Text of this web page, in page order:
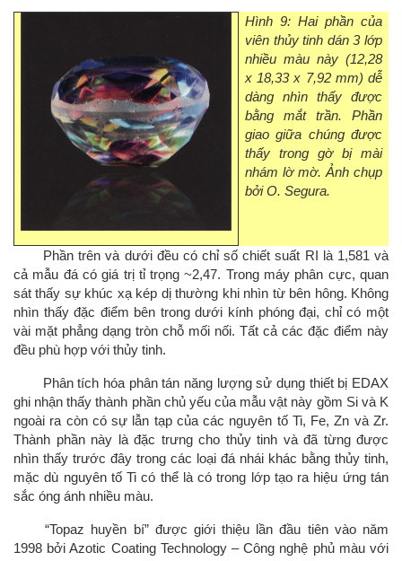
Hình 9: Hai phần của
viên thủy tinh dán 3 lớp
nhiều màu này (12,28
x 18,33 x 7,92 mm) dễ
dàng nhìn thấy được
bằng mắt trần. Phần
giao giữa chúng được
thấy trong gờ bị mài
nhám lờ mờ. Ảnh chụp
bởi O. Segura.
Phần trên và dưới đều có chỉ số chiết suất RI là 1,581 và
cả mẫu đá có giá trị tỉ trọng ~2,47. Trong máy phân cực, quan
sát thấy sự khúc xạ kép dị thường khi nhìn từ bên hông. Không
nhìn thấy đặc điểm bên trong dưới kính phóng đại, chỉ có một
vài mặt phẳng dạng tròn chỗ mối nối. Tất cả các đặc điểm này
đều phù hợp với thủy tinh.
Phân tích hóa phân tán năng lượng sử dụng thiết bị EDAX
ghi nhận thấy thành phần chủ yếu của mẫu vật này gồm Si và K
ngoài ra còn có sự lẫn tạp của các nguyên tố Ti, Fe, Zn và Zr.
Thành phần này là đặc trưng cho thủy tinh và đã từng được
nhìn thấy trước đây trong các loại đá nhái khác bằng thủy tinh,
mặc dù nguyên tố Ti có thể là có trong lớp tạo ra hiệu ứng tán
sắc óng ánh nhiều màu.
“Topaz huyền bí” được giới thiệu lần đầu tiên vào năm
1998 bởi Azotic Coating Technology – Công nghệ phủ màu với